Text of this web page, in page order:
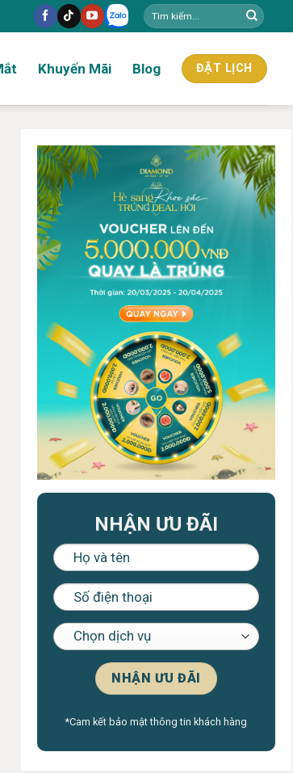
Khuyến Mãi Blog ĐẶT LỊCH
NHẬN ƯU ĐÃI
*Cam kết bảo mật thông tin khách hàng